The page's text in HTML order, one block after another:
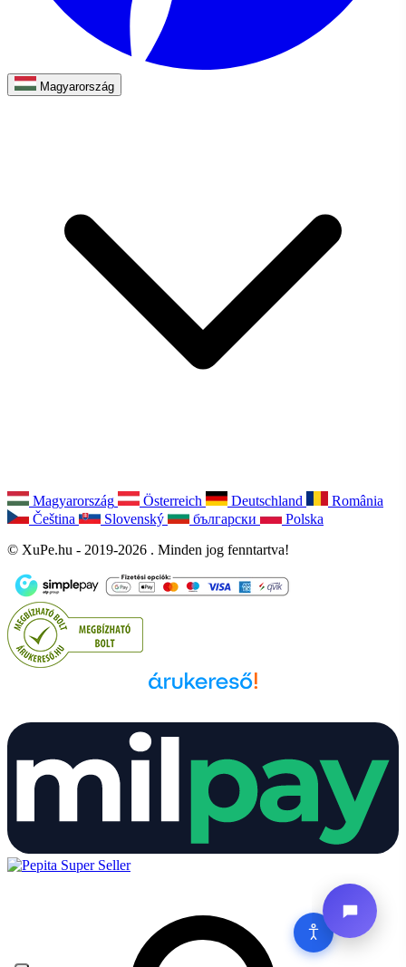
Magyarország
Magyarország Österreich Deutschland
România
Čeština
Slovenský български
Polska
© XuPe.hu - 2019-2026 . Minden jog fenntartva!